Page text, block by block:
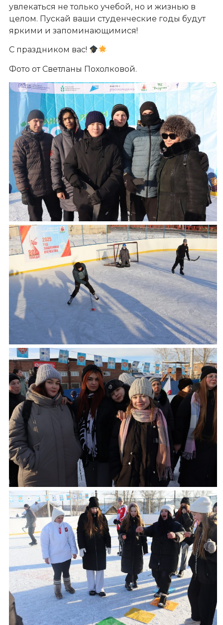
увлекаться не только учебой, но и жизнью в
целом. Пускай ваши студенческие годы будут
яркими и запоминающимися!
С праздником вас!
Фото от Светланы Похолковой.